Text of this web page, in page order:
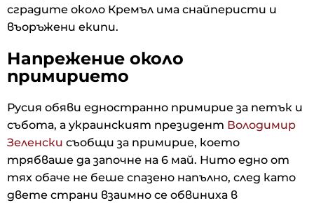
сградите около Кремъл има снайперисти и
въоръжени екипи.
Напрежение около
примирието
Русия обяви едностранно примирие за петък и
събота, а украинският президент Володимир
Зеленски съобщи за примирие, което
трябваше да започне на 6 май. Нито едно от
тях обаче не беше спазено напълно, след като
двете страни взаимно се обвиниха в